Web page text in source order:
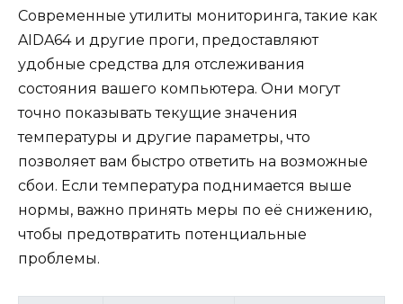
Современные утилиты мониторинга, такие как
AIDA64 и другие проги, предоставляют
удобные средства для отслеживания
состояния вашего компьютера. Они могут
точно показывать текущие значения
температуры и другие параметры, что
позволяет вам быстро ответить на возможные
сбои. Если температура поднимается выше
нормы, важно принять меры по её снижению,
чтобы предотвратить потенциальные
проблемы.